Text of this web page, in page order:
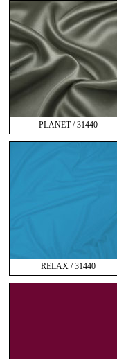
PLANET / 31440
RELAX / 31440